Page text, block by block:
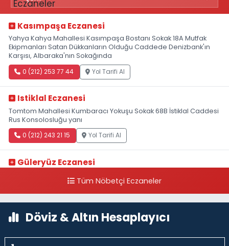
Kasımpaşa Eczanesi
Yahya Kahya Mahallesi Kasımpaşa Bostanı Sokak 18A Mutfak
Ekipmanları Satan Dükkanların Olduğu Caddede Denizbank'ın
Karşısı, Albaraka'nın Sokağında
0 (212) 253 77 44 Yol Tarifi Al
Istiklal Eczanesi
Tomtom Mahallesi Kumbaracı Yokuşu Sokak 68B İstiklal Caddesi
Rus Konsolosluğu yanı
0 (212) 243 21 15 Yol Tarifi Al
Güleryüz Eczanesi
kalaycıbahçe Meydana DoğruTüm Nöbetçi Eczaneler
Döviz & Altın Hesaplayıcı